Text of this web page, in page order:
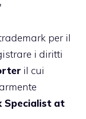
per il
i diritti
il cui
Specialist at